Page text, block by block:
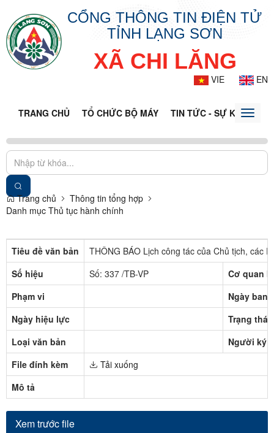
CỔNG THÔNG TIN ĐIỆN TỬ
TỈNH LẠNG SƠN
XÃ CHI LĂNG
VIE EN
TRANG CHỦ TỔ CHỨC BỘ MÁY TIN TỨC - SỰ KIỆNToggle
Trang chủ
Thông tin tổng hợp
Danh mục Thủ tục hành chính
Tiêu đề văn bản
THÔNG BÁO Lịch công tác của Chủ tịch, các
Số hiệu
Số: 337 /TB-VP
Cơ quan
Phạm vi
Ngày ban
Ngày hiệu lực
Trạng thái
Loại văn bản
Người ký
File đính kèm
Tải xuống
Mô tả
Xem trước file